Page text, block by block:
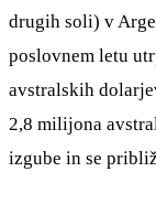
drugih soli) v
poslovnem letu
avstralskih
2,8 milijona
izgube in se